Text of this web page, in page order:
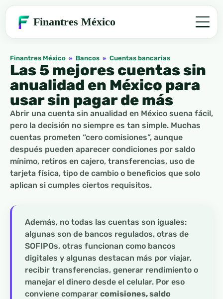
Finantres México
Finantres México » Bancos » Cuentas bancarias
Las 5 mejores cuentas sin
anualidad en México para
usar sin pagar de más
Abrir una cuenta sin anualidad en México suena fácil,
pero la decisión no siempre es tan simple. Muchas
cuentas prometen “cero comisiones”, aunque
después pueden aparecer condiciones por saldo
mínimo, retiros en cajero, transferencias, uso de
tarjeta física, tipo de cambio o beneficios que solo
aplican si cumples ciertos requisitos.
Además, no todas las cuentas son iguales:
algunas son de bancos regulados, otras de
SOFIPOs, otras funcionan como bancos
digitales y algunas destacan más por viajar,
recibir transferencias, generar rendimiento o
manejar el dinero desde el celular. Por eso
conviene comparar comisiones, saldo